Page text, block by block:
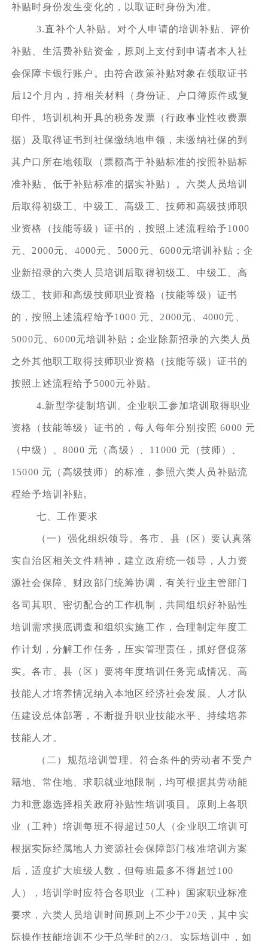
补贴时身份发生变化的，以取证时身份为准。
3.直补个人补贴。对个人申请的培训补贴、评价
补贴、生活费补贴资金，原则上支付到申请者本人社
会保障卡银行账户。由符合政策补贴对象在领取证书
后12个月内，持相关材料（身份证、户口簿原件或复
印件、培训机构开具的税务发票（行政事业性收费票
据）及取得证书到社保缴纳地申领，未缴纳社保的到
其户口所在地领取（票额高于补贴标准的按照补贴标
准补贴、低于补贴标准的据实补贴）。六类人员培训
后取得初级工、中级工、高级工、技师和高级技师职
业资格（技能等级）证书的，按照上述流程给予1000
元、2000元、4000元、5000元、6000元培训补贴；企
业新招录的六类人员培训后取得初级工、中级工、高
级工、技师和高级技师职业资格（技能等级）证书
的，按照上述流程给予1000 元、2000元、4000元、
5000元、6000元培训补贴；企业除新招录的六类人员
之外其他职工取得技师职业资格（技能等级）证书的
按照上述流程给予5000元补贴。
4.新型学徒制培训。企业职工参加培训取得职业
资格（技能等级）证书的，每人每年分别按照 6000 元
（中级）、8000 元（高级）、11000 元（技师）、
15000 元（高级技师）的标准，参照六类人员补贴流
程给予培训补贴。
七、工作要求
（一）强化组织领导。各市、县（区）要认真落
实自治区相关文件精神，建立政府统一领导，人力资
源社会保障、财政部门统筹协调，有关行业主管部门
各司其职、密切配合的工作机制，共同组织好补贴性
培训需求摸底调查和组织实施工作，合理制定年度工
作计划，分解工作任务，压实管理责任，抓好督促落
实。各市、县（区）要将年度培训任务完成情况、高
技能人才培养情况纳入本地区经济社会发展、人才队
伍建设总体部署，不断提升职业技能水平、持续培养
技能人才。
（二）规范培训管理。符合条件的劳动者不受户
籍地、常住地、求职就业地限制，均可根据其劳动能
力和意愿选择相关政府补贴性培训项目。原则上各职
业（工种）培训每班不得超过50人（企业职工培训可
根据实际经属地人力资源社会保障部门核准培训方案
后，适度扩大班级人数，但每班最多不得超过100
人），培训学时应符合各职业（工种）国家职业标准
要求，六类人员培训时间原则上不少于20天，其中实
际操作技能培训不少于总学时的2/3。实际培训中，如